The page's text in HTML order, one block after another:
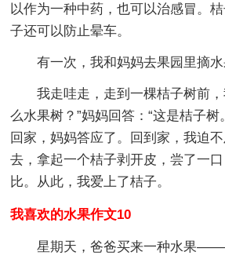
以作为一种中药，也可以治感冒。
子还可以防止晕车。
有一次，我和妈妈去果园里摘水
我走哇走，走到一棵桔子树前
么水果树？”妈妈回答：“这是桔子树
回家，妈妈答应了。回到家，我迫
去，拿起一个桔子剥开皮，尝了一
比。从此，我爱上了桔子。
我喜欢的水果作文10
星期天，爸爸买来一种水果